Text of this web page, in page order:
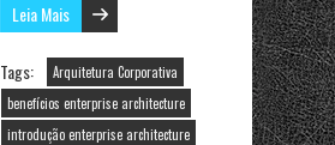
Leia Mais
Tags:
Arquitetura Corporativa
benefícios enterprise architecture
introdução enterprise architecture